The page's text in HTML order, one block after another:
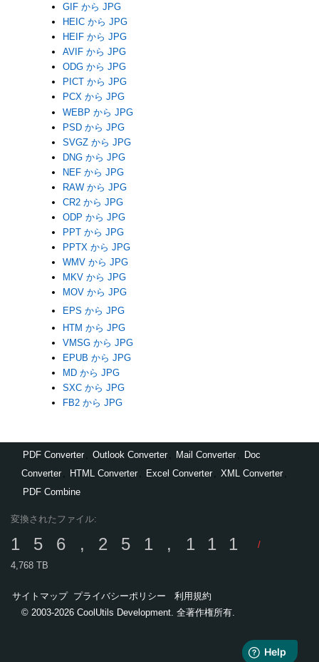
GIF から JPG
HEIC から JPG
HEIF から JPG
AVIF から JPG
ODG から JPG
PICT から JPG
PCX から JPG
WEBP から JPG
PSD から JPG
SVGZ から JPG
DNG から JPG
NEF から JPG
RAW から JPG
CR2 から JPG
ODP から JPG
PPT から JPG
PPTX から JPG
WMV から JPG
MKV から JPG
MOV から JPG
EPS から JPG
HTM から JPG
VMSG から JPG
EPUB から JPG
MD から JPG
SXC から JPG
FB2 から JPG
PDF Converter Outlook Converter Mail Converter
Doc
Converter
HTML Converter Excel Converter XML Converter
PDF Combine
変換されたファイル:
156,251,111
/
4,768 TB
サイトマップ プライバシーポリシー
利用規約
© 2003-2026 CoolUtils Development. 全著作権所有.